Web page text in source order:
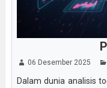
06 Desember 2025
Dalam dunia analisis